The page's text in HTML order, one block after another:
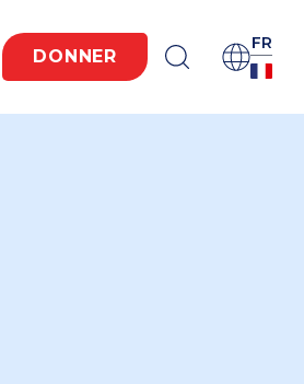
DONNER
FR